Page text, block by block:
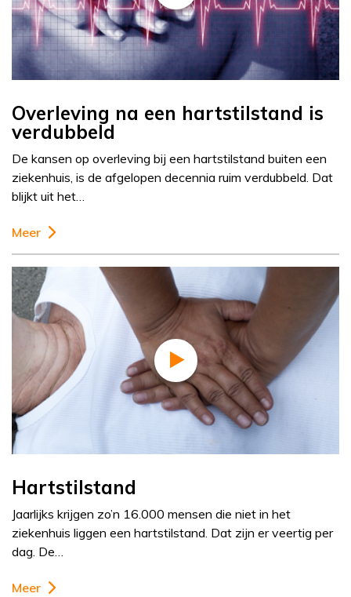
Overleving na een hartstilstand is
verdubbeld
De kansen op overleving bij een hartstilstand buiten een
ziekenhuis, is de afgelopen decennia ruim verdubbeld. Dat
blijkt uit het…
Meer
Hartstilstand
Jaarlijks krijgen zo’n 16.000 mensen die niet in het
ziekenhuis liggen een hartstilstand. Dat zijn er veertig per
dag. De…
Meer